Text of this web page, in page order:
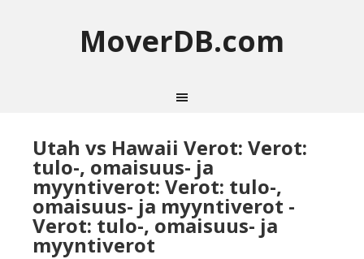
MoverDB.com
Utah vs Hawaii Verot: Verot:
tulo-, omaisuus- ja
myyntiverot: Verot: tulo-,
omaisuus- ja myyntiverot -
Verot: tulo-, omaisuus- ja
myyntiverot